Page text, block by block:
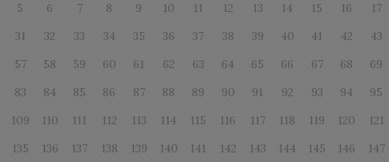
5 6 7 8 9 10 11 12 13 14 15 16 17
31 32 33 34 35 36 37 38 39 40 41 42 43
57 58 59 60 61 62 63 64 65 66 67 68 69
83 84 85 86 87 88 89 90 91 92 93 94 95
109 110 111 112 113 114 115 116 117 118 119 120 121
135 136 137 138 139 140 141 142 143 144 145 146 147